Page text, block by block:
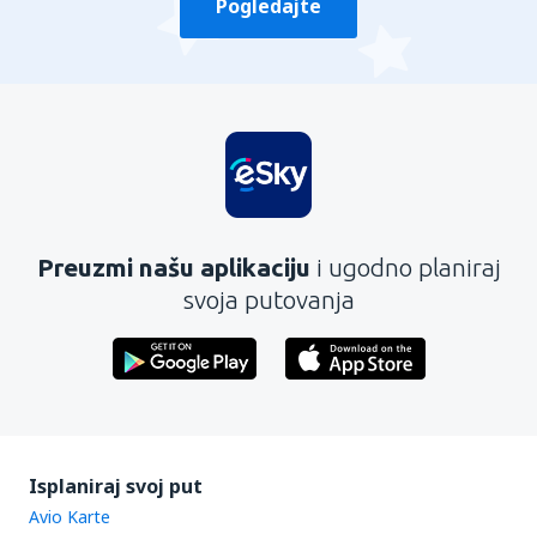
Pogledajte
Preuzmi našu aplikaciju i ugodno planiraj
svoja putovanja
Isplaniraj svoj put
Avio Karte